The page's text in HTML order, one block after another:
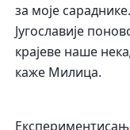
за моје
Југославије
крајеве наше
каже Милица.